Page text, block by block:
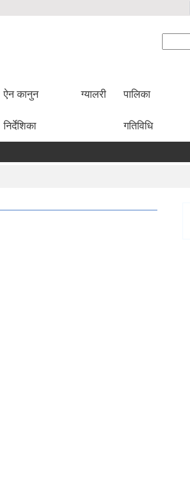
ऐन कानुन
निर्देशिका
ग्यालरी पालिका
गतिविधि